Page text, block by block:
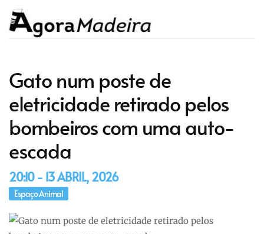
Gato num poste de
eletricidade retirado pelos
bombeiros com uma auto-
escada
20:10 - 13 ABRIL, 2026
Espaço Animal